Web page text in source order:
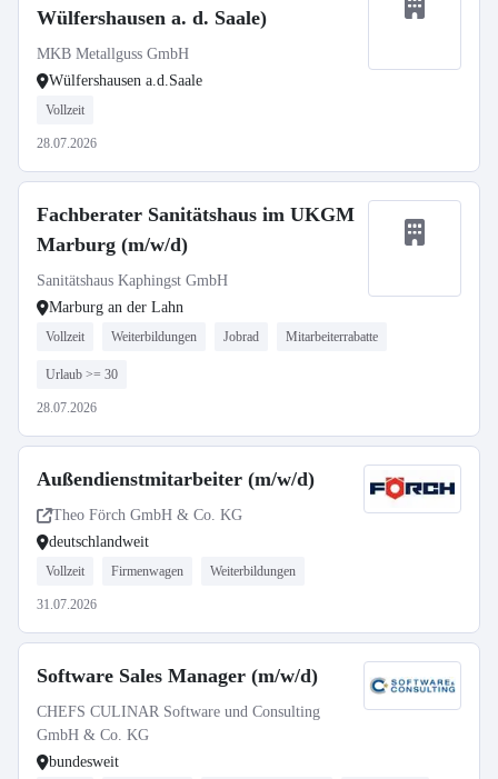
Wülfershausen a. d. Saale)
MKB Metallguss GmbH
Wülfershausen a.d.Saale
Vollzeit
28.07.2026
Fachberater Sanitätshaus im UKGM
Marburg (m/w/d)
Sanitätshaus Kaphingst GmbH
Marburg an der Lahn
Vollzeit Weiterbildungen Jobrad Mitarbeiterrabatte
Urlaub >= 30
28.07.2026
Außendienstmitarbeiter (m/w/d)
Theo Förch GmbH & Co. KG
deutschlandweit
Vollzeit Firmenwagen Weiterbildungen
31.07.2026
Software Sales Manager (m/w/d)
CHEFS CULINAR Software und Consulting
GmbH & Co. KG
bundesweit